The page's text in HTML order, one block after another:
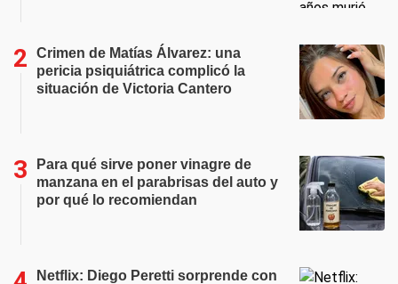
Crimen de Matías Álvarez: una
pericia psiquiátrica complicó la
situación de Victoria Cantero
Para qué sirve poner vinagre de
manzana en el parabrisas del auto y
por qué lo recomiendan
Netflix: Diego Peretti sorprende con